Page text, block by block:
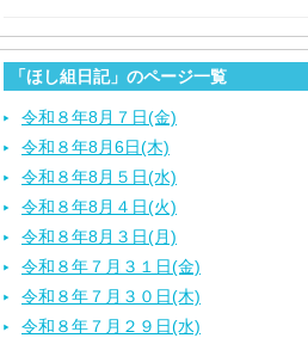
「ほし組日記」のページ一覧
令和８年8月７日(金)
令和８年8月6日(木)
令和８年8月５日(水)
令和８年8月４日(火)
令和８年8月３日(月)
令和８年７月３１日(金)
令和８年７月３０日(木)
令和８年７月２９日(水)